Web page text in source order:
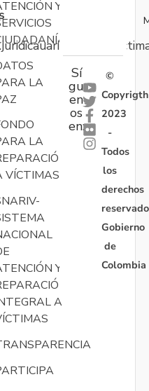
Y
LA
LA
VÍCTIMAS
Y
A
Sí
gu
en
os
en:
©
Copyrigth
2023
-
Todos
los
derechos
Gobierno
de
Colombia